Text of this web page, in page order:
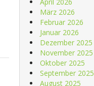
März 2026
Februar 2026
Januar 2026
Dezember 2025
November 2025
Oktober 2025
September 2025
August 2025